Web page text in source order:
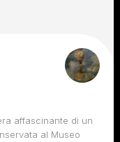
affascinante di un
al Museo